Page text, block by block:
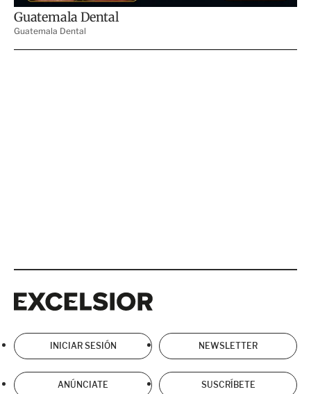
INICIAR SESIÓN NEWSLETTER
ANÚNCIATE SUSCRÍBETE